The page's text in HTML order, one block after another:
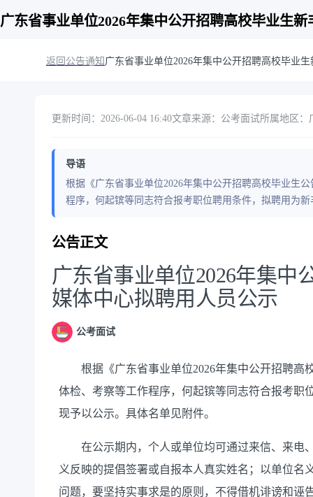
广东省事业单位2026年集中公开招聘高校毕业生
返回公告通知 广东省事业单位2026年集中公开招聘高校毕业
更新时间：2026-06-04 16:40文章来源：公考面试所属地区：
导语
根据《广东省事业单位2026年集中公开招聘高校毕业生
程序，何起镔等同志符合报考职位聘用条件，拟聘用为
公告正文
广东省事业单位2026年集中
媒体中心拟聘用人员公示
公考面试
根据《广东省事业单位2026年集中公开招聘高
体检、考察等工作程序，何起镔等同志符合报考职
现予以公示。具体名单见附件。
在公示期内，个人或单位均可通过来信、来电
义反映的提倡签署或自报本人真实姓名；以单位
问题，要坚持实事求是的原则，不得借机诽谤和诬